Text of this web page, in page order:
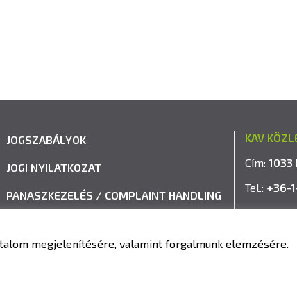
JOGSZABÁLYOK
JOGI NYILATKOZAT
PANASZKEZELÉS / COMPLAINT HANDLING
IMPRESSZUM
KAV
Cím:1033
Tel.: +36-
E-mail:
megjelenítésére, valamint forgalmunk elemzésére.